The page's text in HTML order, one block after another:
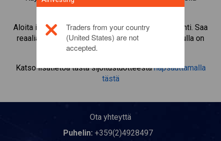
Ainvestingin CFD-kaupankäyntialustalla.
Aloita instrumentinNational GridCFD-kaupankäynti. Saa
reaaliaikaisia tarjouksia ja nosta osinkoja, jos sinulla on
itse osake.
Katso lisätietoa tästä sijoitustuotteestanapsauttamalla
tästä
Ota yhteyttä
Puhelin: +359(2)4928497
Traders from your country
(United States) are not
accepted.